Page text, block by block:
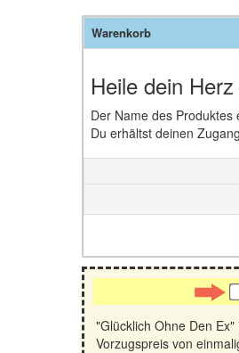
Warenkorb
Heile dein
Der Name des
Du erhältst deinen
"Glücklich Ohne Den
Vorzugspreis von